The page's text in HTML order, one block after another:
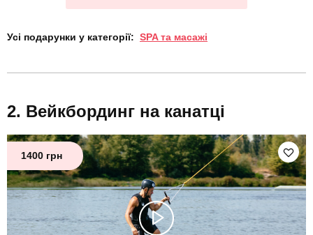
Усі подарунки у категорії: SPA та масажі
Вейкбординг на канатці
1400 грн